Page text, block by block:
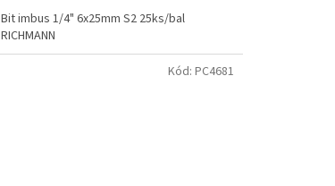
Bit imbus 1/4" 6x25mm S2 25ks/bal
RICHMANN
Kód: PC4681